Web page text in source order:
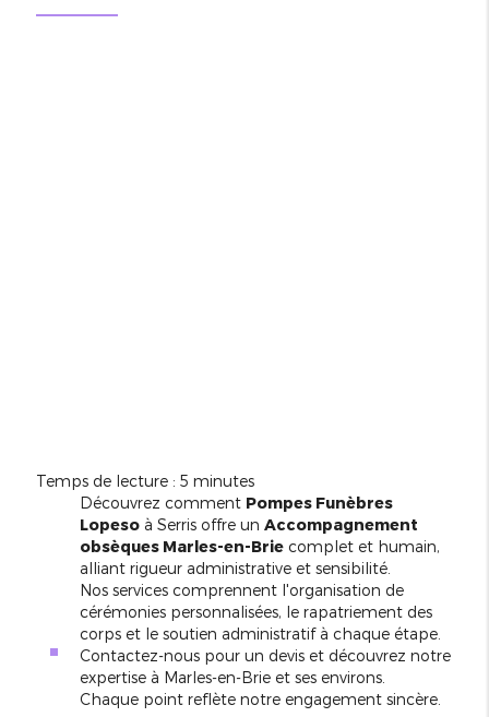
Temps de lecture : 5 minutes
Découvrez comment Pompes Funèbres
Lopesoà Serris offre un Accompagnement
obsèques Marles-en-Briecomplet et humain,
alliant rigueur administrative et sensibilité.
Nos services comprennent l'organisation de
cérémonies personnalisées, le rapatriement des
corps et le soutien administratif à chaque étape.
Contactez-nous pour un devis et découvrez notre
expertise à Marles-en-Brie et ses environs.
Chaque point reflète notre engagement sincère.